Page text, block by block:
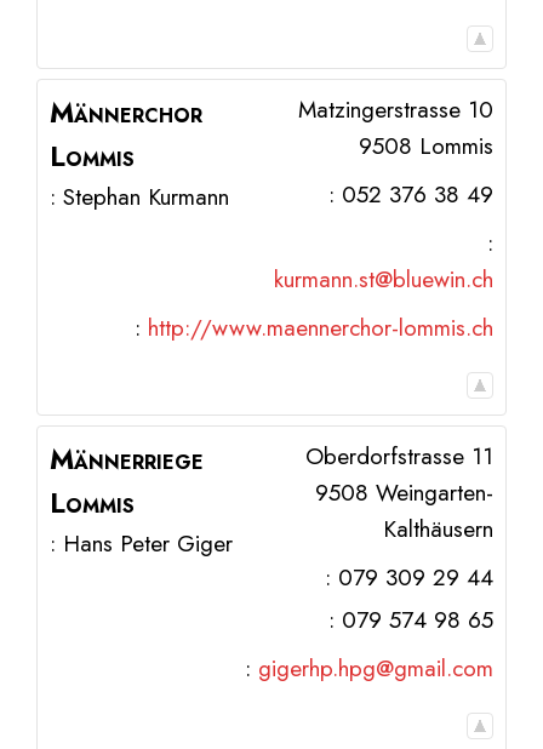
Männerchor
Lommis
: Stephan Kurmann
Matzingerstrasse 10
9508 Lommis
: 052 376 38 49
:
kurmann.st@bluewin.ch
: http://www.maennerchor-lommis.ch
Männerriege
Lommis
: Hans Peter Giger
Oberdorfstrasse 11
9508 Weingarten-
Kalthäusern
: 079 309 29 44
: 079 574 98 65
: gigerhp.hpg@gmail.com